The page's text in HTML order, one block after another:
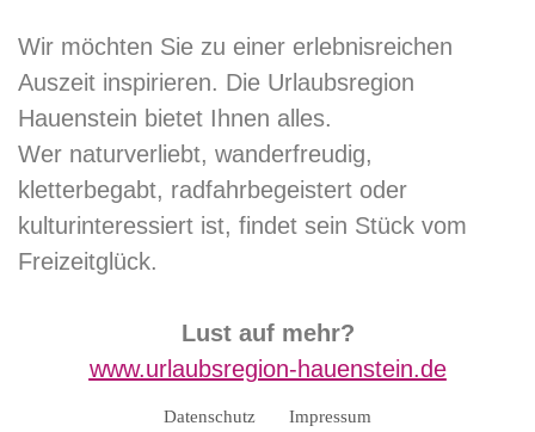
Wir möchten Sie zu einer erlebnisreichen
Auszeit inspirieren. Die Urlaubsregion
Hauenstein bietet Ihnen alles.
Wer naturverliebt, wanderfreudig,
kletterbegabt, radfahrbegeistert oder
kulturinteressiert ist, findet sein Stück vom
Freizeitglück.
Lust auf mehr?
www.urlaubsregion-hauenstein.de
Datenschutz Impressum